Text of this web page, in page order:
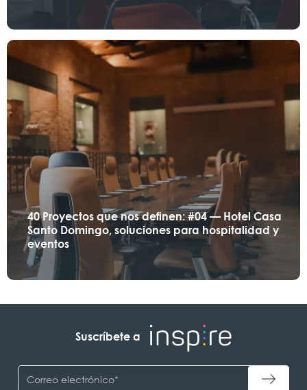
40 Proyectos que nos definen: #04 — Hotel Casa
Santo Domingo, soluciones para hospitalidad y
eventos
Suscríbete a